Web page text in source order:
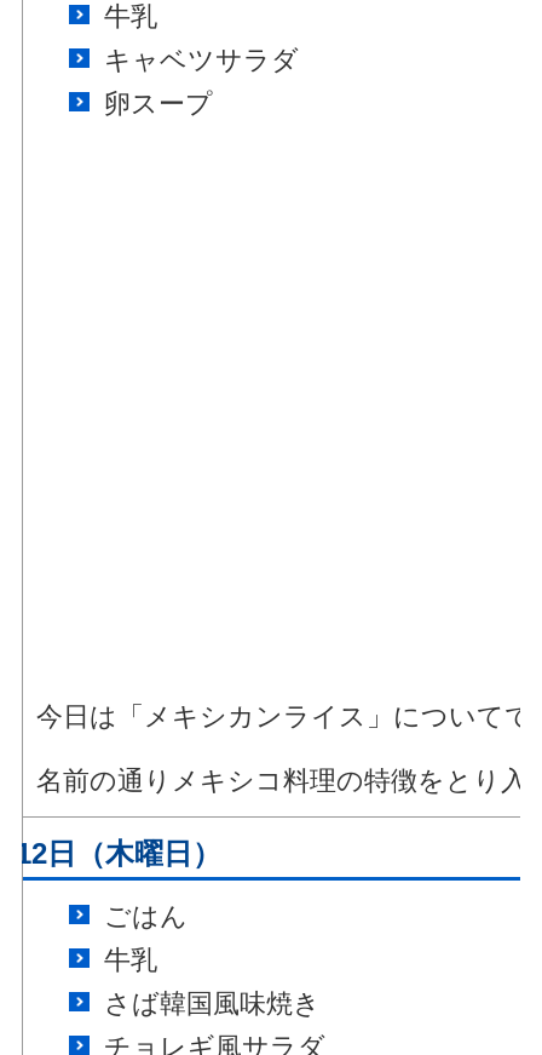
牛乳
キャベツサラダ
卵スープ
今日は「メキシカンライス」についてで
名前の通りメキシコ料理の特徴をとり
12日（木曜日）
ごはん
牛乳
さば韓国風味焼き
チョレギ風サラダ